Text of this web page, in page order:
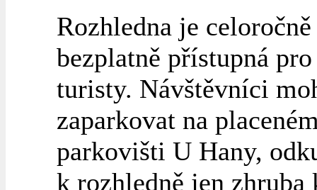
Rozhledna je celoročně
bezplatně přístupná
turisty. Návštěvníci
zaparkovat na
parkovišti U Hany,
k rozhledně jen